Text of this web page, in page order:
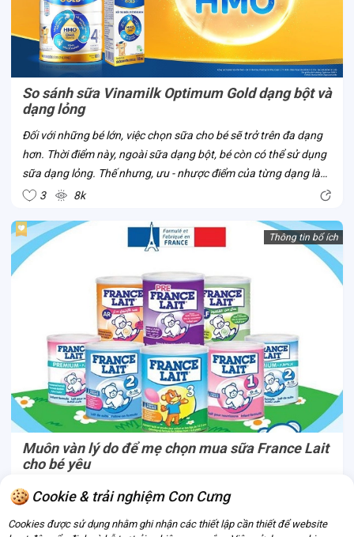
So sánh sữa Vinamilk Optimum Gold dạng bột và
dạng lỏng
Đối với những bé lớn, việc chọn sữa cho bé sẽ trở trên đa dạng
hơn. Thời điểm này, ngoài sữa dạng bột, bé còn có thể sử dụng
sữa dạng lỏng. Thế nhưng, ưu - nhược điểm của từng dạng là
gì? Ba mẹ hãy cùng Con Cưng so sánh thông qua dòng sữa
3 8k
Thông tin bổ ích
Muôn vàn lý do để mẹ chọn mua sữa France Lait
cho bé yêu
Là thương hiệu sản xuất sữa cho bé yêu lâu đời từ Pháp, sữa
chinh phục nhiều mẹ trên toàn thế giới. Lý do gì khiến France
Cookie & trải nghiệm Con Cưng
Cookies được sử dụng nhằm ghi nhận các thiết lập cần thiết để website